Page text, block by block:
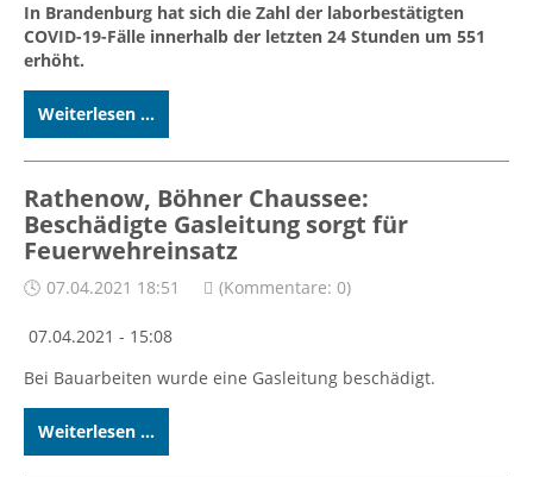
In Brandenburg hat sich die Zahl der laborbestätigten
COVID-19-Fälle innerhalb der letzten 24 Stunden um 551
erhöht.
Weiterlesen ...
Rathenow, Böhner Chaussee:
Beschädigte Gasleitung sorgt für
Feuerwehreinsatz
07.04.2021 18:51 (Kommentare: 0)
07.04.2021 - 15:08
Bei Bauarbeiten wurde eine Gasleitung beschädigt.
Weiterlesen ...